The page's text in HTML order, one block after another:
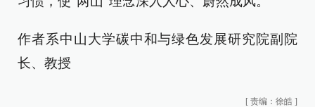
作者系中山大学碳中和与绿色发展研究院副院
长、教授
[ 责编：徐皓 ]